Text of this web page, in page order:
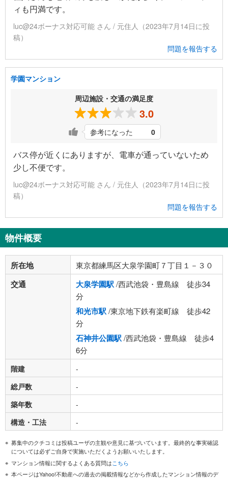
ィも円満です。
luc@24ボーナス対応可能 さん / 元住人（2023年7月14日に投
稿）
問題を報告する
学園マンション
周辺施設・交通の満足度
3.0
参考になった 0
バス停が近くにありますが、電車が通っていないため
少し不便です。
luc@24ボーナス対応可能 さん / 元住人（2023年7月14日に投
稿）
問題を報告する
物件概要
所在地 東京都練馬区大泉学園町７丁目１－３０
交通 大泉学園駅/西武池袋・豊島線 徒歩34
分
和光市駅/東京地下鉄有楽町線 徒歩42
分
石神井公園駅/西武池袋・豊島線 徒歩4
6分
階建
-
総戸数
-
築年数
-
構造・工法
-
募集中のクチコミは投稿ユーザの主観や意見に基づいています。最終的な事実確認
については必ずご自身で実施いただくようお願いいたします。
マンション情報に関するよくある質問はこちら
本ページはYahoo!不動産への過去の掲載情報などから作成したマンション情報のデ